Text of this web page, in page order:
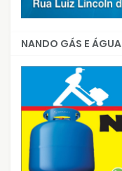
NANDO GÁS E ÁGUA